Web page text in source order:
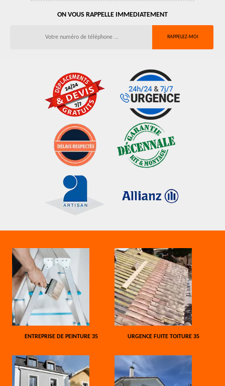
ON VOUS RAPPELLE IMMEDIATEMENT
ENTREPRISE DE PEINTURE 35 URGENCE FUITE TOITURE 35